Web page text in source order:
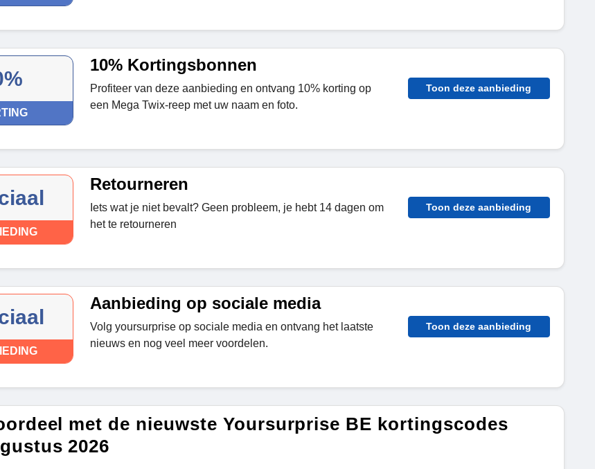
10% Kortingsbonnen
Profiteer van deze aanbieding en ontvang 10% korting op
een Mega Twix-reep met uw naam en foto.
Toon deze aanbieding
Retourneren
Iets wat je niet bevalt? Geen probleem, je hebt 14 dagen om
het te retourneren
Toon deze aanbieding
Aanbieding op sociale media
Volg yoursurprise op sociale media en ontvang het laatste
nieuws en nog veel meer voordelen.
Toon deze aanbieding
met de nieuwste Yoursurprise BE kortingscodes
2026